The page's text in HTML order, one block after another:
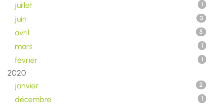
juillet 1
juin 3
avril 5
mars 1
février 1
2020
janvier
2
décembre 1